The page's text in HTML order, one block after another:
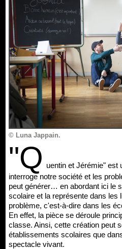
© Luna Jappain.
"Q uentin et Jérémie" est
interroge notre société et les
peut générer… en abordant ici le
scolaire et la représente dans les
problème, c'est-à-dire dans les
En effet, la pièce se déroule
classe. Ainsi, cette création peut
établissements scolaires que
spectacle vivant.